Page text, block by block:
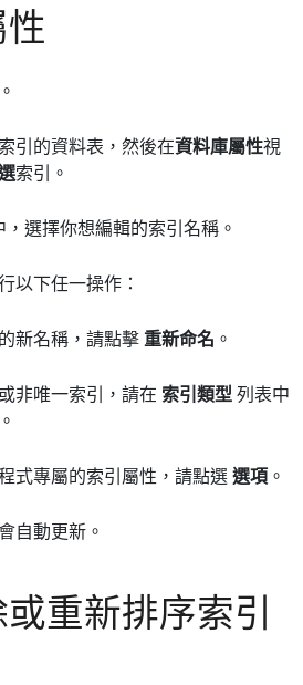
引的資料表，然後在資料庫屬性視
索引。
選擇你想編輯的索引名稱。
以下任一操作：
新名稱，請點擊 重新命名 。
非唯一索引，請在 索引類型 列表中
式專屬的索引屬性，請點選選項 。
自動更新。
重新排序索引